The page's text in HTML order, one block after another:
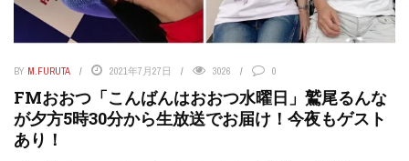
BY M.FURUTA 2021年7月27日 3026 0
FMおおつ「こんばんはおおつ水曜日」鷲尾るんな
が夕方5時30分から生放送でお届け！今夜もゲスト
あり！